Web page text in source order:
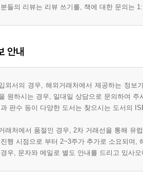
들의 리뷰는 리뷰 쓰기를, 책에 대한 문의는
안내
외서의 경우, 해외거래처에서 제공하는 정
원하시는 경우, 일대일 상담으로 문의하여 주
판수 등이 다양한 도서는 찾으시는 도서의
래처에서 품절인 경우, 2차 거래선을 통해 유
행 시점으로 부터 2~3주가 추가로 소요되며,
우, 문자와 메일로 별도 안내를 드리고 있사